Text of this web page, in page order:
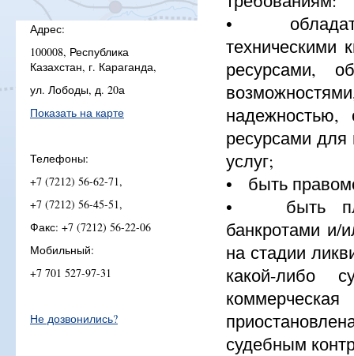
• обладать
ресурсами,
ресурсами для
услуг;
• быть
• быть
банкротами и/
на стадии
какой-либо
судебным
Адрес:
100008, Республика
Казахстан, г. Караганда,
ул. Лободы, д. 20а
Показать на карте
Телефоны:
+7 (7212) 56-62-71,
+7 (7212) 56-45-51,
Факс: +7 (7212) 56-22-06
Мобильный:
+7 701 527-97-31
Не дозвонились?